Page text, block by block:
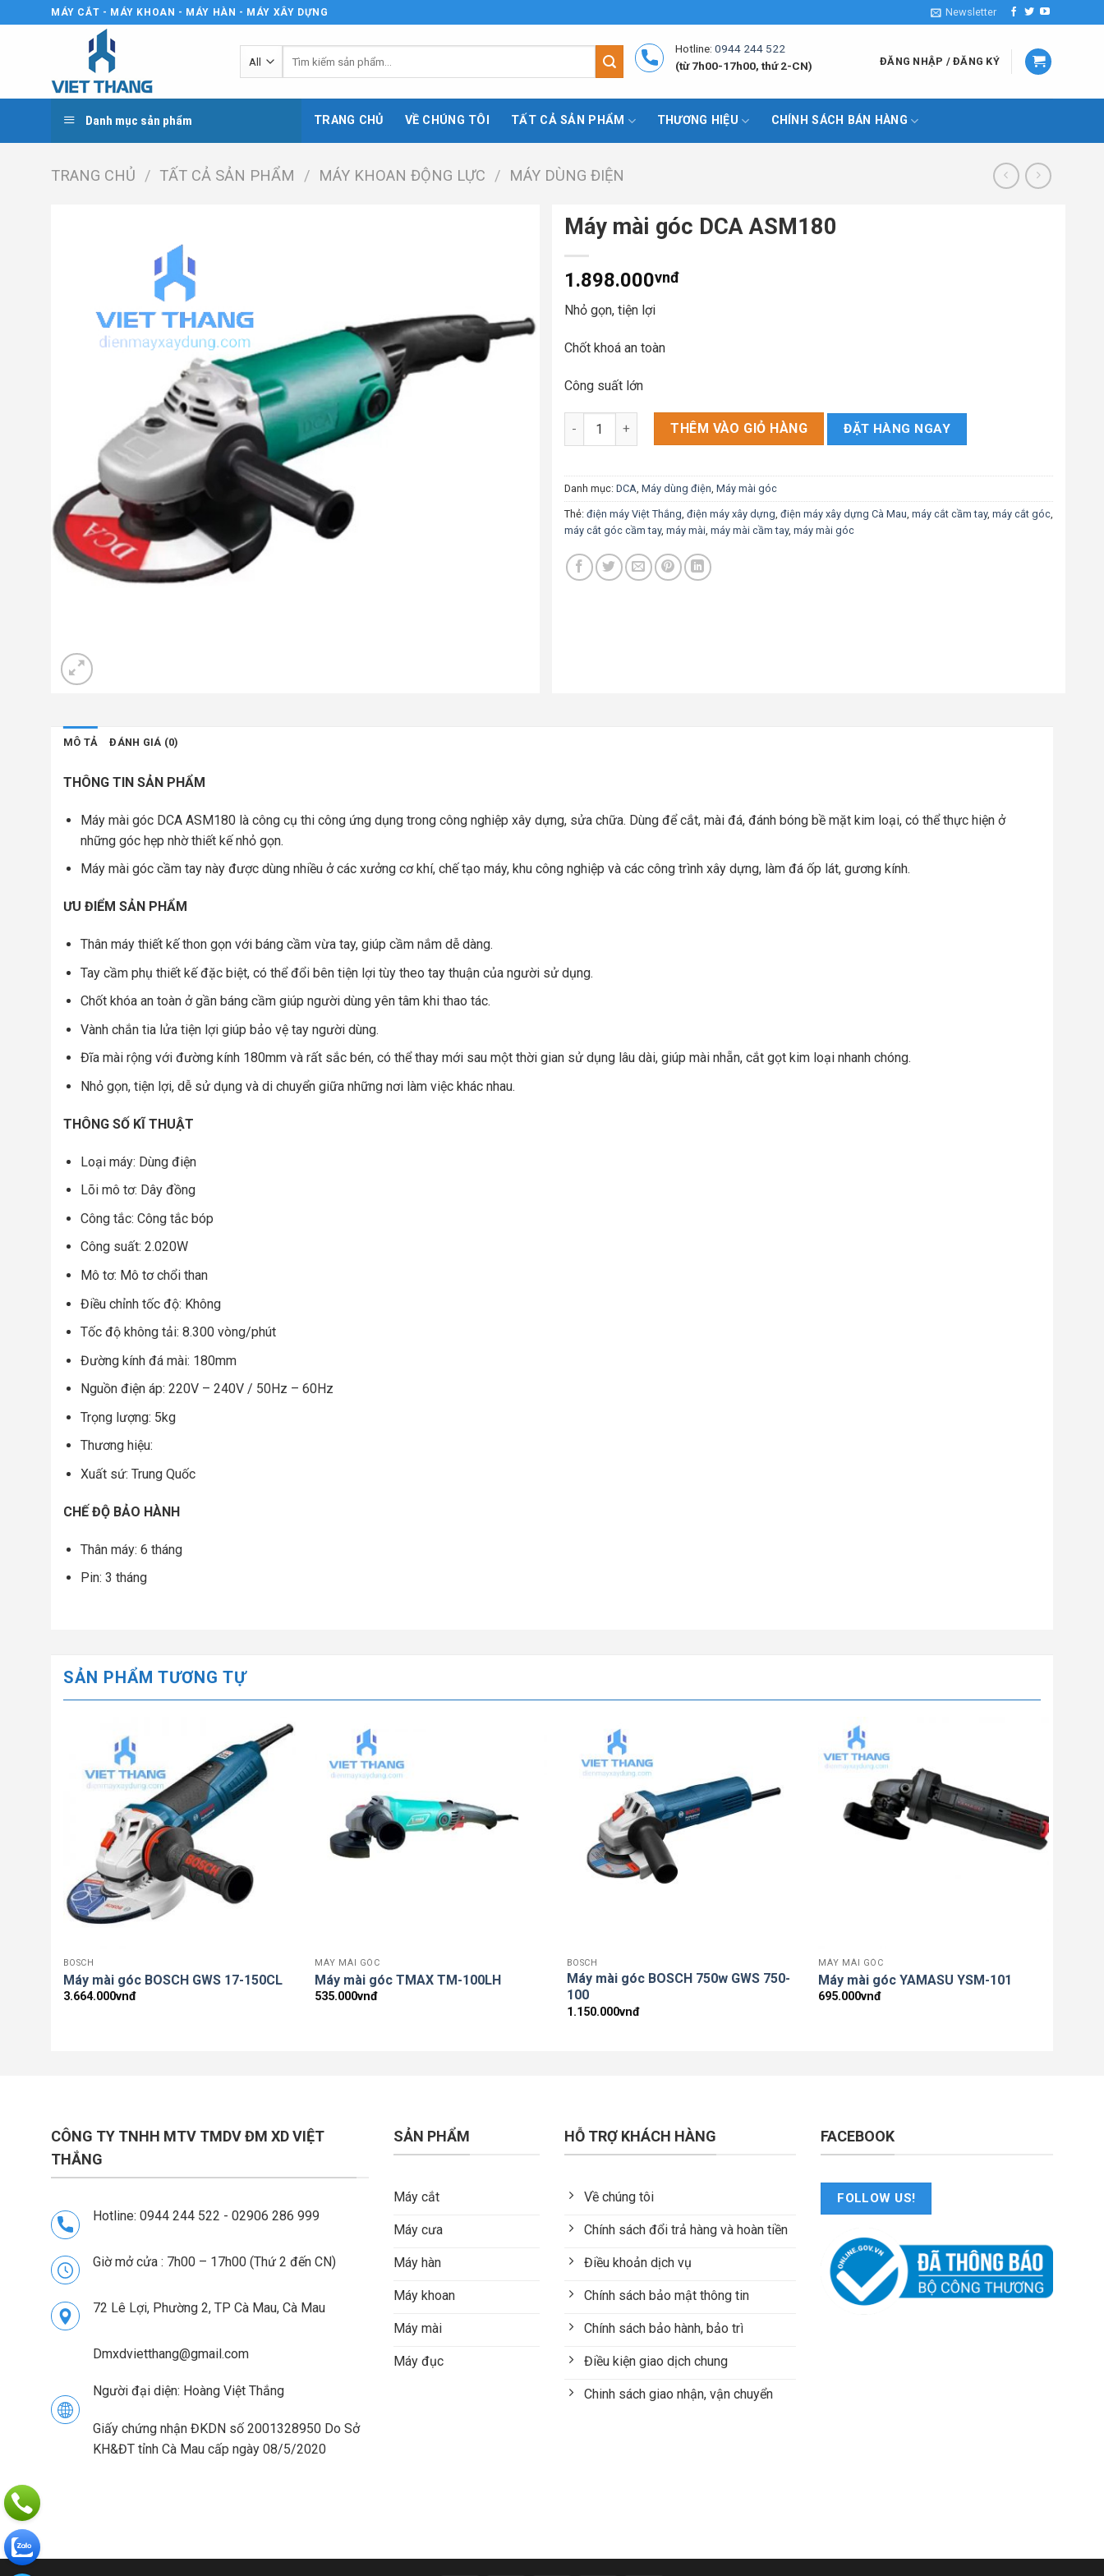
to
MÁY CẮT - MÁY KHOAN - MÁY HÀN - MÁY XÂY DỰNG Newsletter
kiếm:
Hotline: 0944 244 522
(từ 7h00-17h00, thứ 2-CN)
ĐĂNG NHẬP / ĐĂNG KÝ
Danh mục sản phẩm TRANG CHỦ VỀ CHÚNG TÔI TẤT CẢ SẢN PHẨM THƯƠNG HIỆU CHÍNH SÁCH BÁN HÀNG
TRANG CHỦ / TẤT CẢ SẢN PHẨM / MÁY KHOAN ĐỘNG LỰC / MÁY DÙNG ĐIỆN
Máy mài góc DCA ASM180
1.898.000vnđ
Nhỏ gọn, tiện lợi
Chốt khoá an toàn
Công suất lớn
Máy mài góc DCA ASM180 số lượng
THÊM VÀO GIỎ HÀNG ĐẶT HÀNG NGAY
Danh mục: DCA, Máy dùng điện, Máy mài góc
Thẻ: điện máy Việt Thắng, điện máy xây dựng, điện máy xây dựng Cà Mau, máy cắt cầm tay, máy cắt góc,
máy cắt góc cầm tay, máy mài, máy mài cầm tay, máy mài góc
MÔ TẢ ĐÁNH GIÁ (0)
THÔNG TIN SẢN PHẨM
Máy mài góc DCA ASM180 là công cụ thi công ứng dụng trong công nghiệp xây dựng, sửa chữa. Dùng để cắt, mài đá, đánh bóng bề mặt kim loại, có thể thực hiện ở
những góc hẹp nhờ thiết kế nhỏ gọn.
Máy mài góc cầm tay này được dùng nhiều ở các xưởng cơ khí, chế tạo máy, khu công nghiệp và các công trình xây dựng, làm đá ốp lát, gương kính.
ƯU ĐIỂM SẢN PHẨM
Thân máy thiết kế thon gọn với báng cầm vừa tay, giúp cầm nắm dễ dàng.
Tay cầm phụ thiết kế đặc biệt, có thể đổi bên tiện lợi tùy theo tay thuận của người sử dụng.
Chốt khóa an toàn ở gần báng cầm giúp người dùng yên tâm khi thao tác.
Vành chắn tia lửa tiện lợi giúp bảo vệ tay người dùng.
Đĩa mài rộng với đường kính 180mm và rất sắc bén, có thể thay mới sau một thời gian sử dụng lâu dài, giúp mài nhẵn, cắt gọt kim loại nhanh chóng.
Nhỏ gọn, tiện lợi, dễ sử dụng và di chuyển giữa những nơi làm việc khác nhau.
THÔNG SỐ KĨ THUẬT
Loại máy: Dùng điện
Lõi mô tơ: Dây đồng
Công tắc: Công tắc bóp
Công suất: 2.020W
Mô tơ: Mô tơ chổi than
Điều chỉnh tốc độ: Không
Tốc độ không tải: 8.300 vòng/phút
Đường kính đá mài: 180mm
Nguồn điện áp: 220V – 240V / 50Hz – 60Hz
Trọng lượng: 5kg
Thương hiệu:
Xuất sứ: Trung Quốc
CHẾ ĐỘ BẢO HÀNH
Thân máy: 6 tháng
Pin: 3 tháng
SẢN PHẨM TƯƠNG TỰ
BOSCH
Máy mài góc BOSCH GWS 17-150CL
3.664.000vnđ
MÁY MÀI GÓC
Máy mài góc TMAX TM-100LH
535.000vnđ
BOSCH
Máy mài góc BOSCH 750w GWS 750-
100
1.150.000vnđ
MÁY MÀI GÓC
Máy mài góc YAMASU YSM-101
695.000vnđ
CÔNG TY TNHH MTV TMDV ĐM XD VIỆT
THẮNG
Hotline: 0944 244 522 - 02906 286 999
Giờ mở cửa : 7h00 – 17h00 (Thứ 2 đến CN)
72 Lê Lợi, Phường 2, TP Cà Mau, Cà Mau
Dmxdvietthang@gmail.com
Người đại diện: Hoàng Việt Thắng
Giấy chứng nhận ĐKDN số 2001328950 Do Sở
KH&ĐT tỉnh Cà Mau cấp ngày 08/5/2020
SẢN PHẨM
Máy cắt
Máy cưa
Máy hàn
Máy khoan
Máy mài
Máy đục
HỖ TRỢ KHÁCH HÀNG
Về chúng tôi
Chính sách đổi trả hàng và hoàn tiền
Điều khoản dịch vụ
Chính sách bảo mật thông tin
Chính sách bảo hành, bảo trì
Điều kiện giao dịch chung
Chinh sách giao nhận, vận chuyển
FACEBOOK
FOLLOW US!